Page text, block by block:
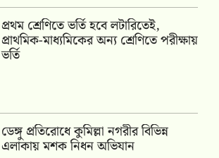
প্রথম শ্রেণিতে ভর্তি হবে লটারিতেই,
প্রাথমিক-মাধ্যমিকের অন্য শ্রেণিতে পরীক্ষায়
ভর্তি
ডেঙ্গু প্রতিরোধে কুমিল্লা নগরীর বিভিন্ন
এলাকায় মশক নিধন অভিযান